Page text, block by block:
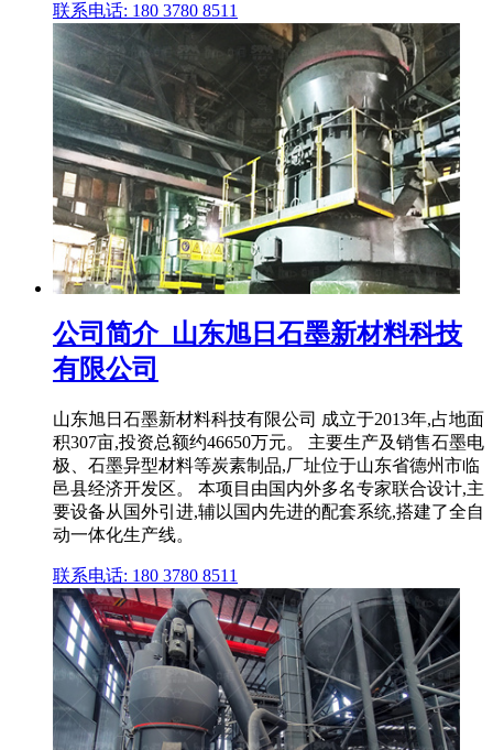
联系电话: 180 3780 8511
公司简介_山东旭日石墨新材料科技
有限公司
山东旭日石墨新材料科技有限公司 成立于2013年,占地面
积307亩,投资总额约46650万元。 主要生产及销售石墨电
极、石墨异型材料等炭素制品,厂址位于山东省德州市临
邑县经济开发区。 本项目由国内外多名专家联合设计,主
要设备从国外引进,辅以国内先进的配套系统,搭建了全自
动一体化生产线。
联系电话: 180 3780 8511